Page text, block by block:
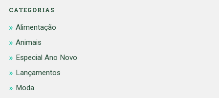
CATEGORIAS
Alimentação
Animais
Especial Ano Novo
Lançamentos
Moda